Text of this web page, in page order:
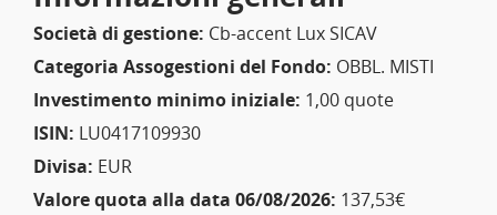
Società di gestione: Cb-accent Lux SICAV
Categoria Assogestioni del Fondo: OBBL. MISTI
Investimento minimo iniziale: 1,00 quote
ISIN: LU0417109930
Divisa: EUR
Valore quota alla data 06/08/2026: 137,53€